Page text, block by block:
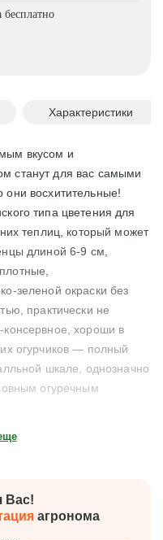
бесплатно
Характеристики
вкусом и
станут для вас самыми
восхитительные!
типа цветения для
теплиц, который может
длиной 6-9 см,
зеленой окраски без
практически не
консервное, хороши в
огурчиков — полный
шкале, однозначно
огуречным
Вас!
агронома